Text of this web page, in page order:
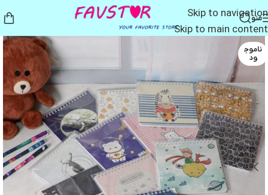
Skip to navigation
Skip to main content
منو
ناموج
ود